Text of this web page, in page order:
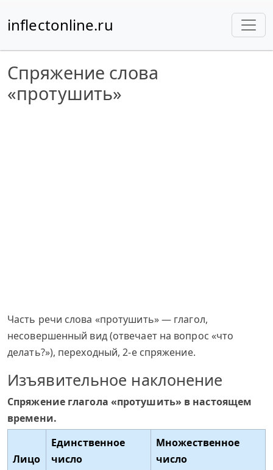
inflectonline.ru
Спряжение слова
«протушить»
Часть речи слова «протушить» — глагол,
несовершенный вид (отвечает на вопрос «что
делать?»), переходный, 2-е спряжение.
Изъявительное наклонение
Спряжение глагола «протушить» в настоящем
времени.
Лицо
Единственное
число
Множественное
число